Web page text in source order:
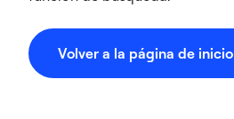
Volver a la página de inicio